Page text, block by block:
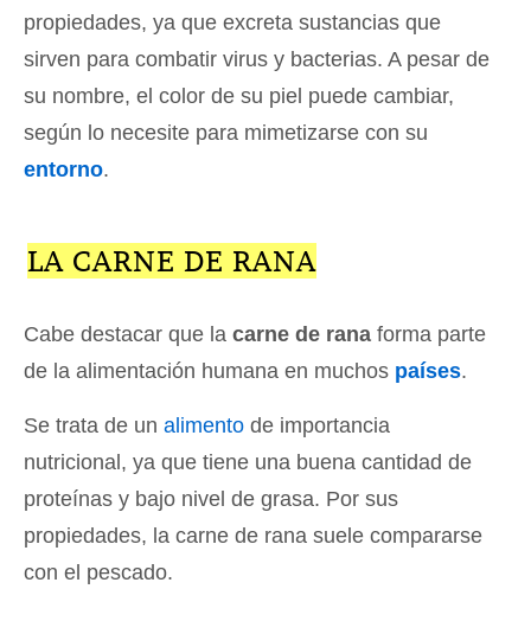
propiedades, ya que excreta sustancias que
sirven para combatir virus y bacterias. A pesar de
su nombre, el color de su piel puede cambiar,
según lo necesite para mimetizarse con su
entorno.
LA CARNE DE RANA
Cabe destacar que la carne de rana forma parte
de la alimentación humana en muchos países.
Se trata de un alimento de importancia
nutricional, ya que tiene una buena cantidad de
proteínas y bajo nivel de grasa. Por sus
propiedades, la carne de rana suele compararse
con el pescado.